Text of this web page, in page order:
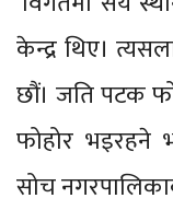
केन्द्र थिए।
छौं। जति पटक
फोहोर भइरहने
सोच